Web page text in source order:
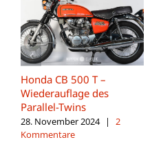
Honda CB 500 T –
Wiederauflage des
Parallel-Twins
28. November 2024 |
2
Kommentare